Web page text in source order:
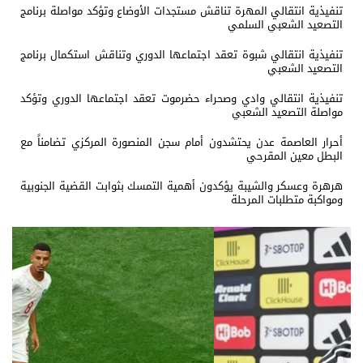
تنفيذية انتقالي المهرة تناقش مستجدات الأوضاع وتؤكد مواصلة برنامج
التصعيد الشعبي السلمي
تنفيذية انتقالي شبوة تعقد اجتماعها الدوري وتناقش استكمال برنامج
التصعيد الشعبي
تنفيذية انتقالي وادي وصحراء حضرموت تعقد اجتماعها الدوري وتؤكد
مواصلة التصعيد الشعبي
أحرار العاصمة عدن يحتشدون أمام سجن المنصورة المركزي تضامناً مع
البطل معين المقرحي
هرهرة وعسكر والشيبة يؤكدون أهمية التمسك بثوابت القضية الجنوبية
ومواكبة متطلبات المرحلة